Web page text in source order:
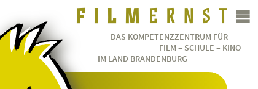
DAS KOMPETENZZENTRUM FÜR
FILM – SCHULE – KINO
IM LAND BRANDENBURG